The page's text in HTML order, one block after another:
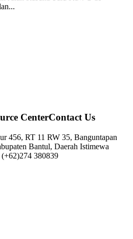
CenterContact Us
456, RT 11 RW 35, Banguntapan
Bantul, Daerah Istimewa
380839